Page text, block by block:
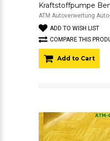
ATM Autoverwertung Auto-
ADD TO WISH LIST
COMPARE THIS
Add to Cart